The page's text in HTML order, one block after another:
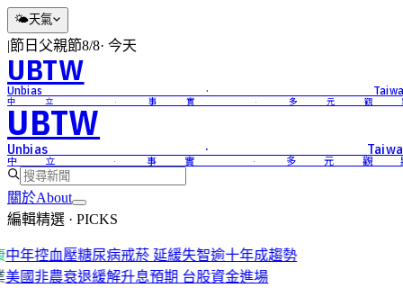
🌤天氣
|節日 父親節8/8· 今天
UBTW
Unbias ·
中立 · 事實 · 多元觀
UBTW
Unbias ·
中立 · 事實 · 多元觀
關於About
編輯精選 · PICKS
中年控血壓糖尿病戒菸 延緩失智逾十年成趨勢
美國非農衰退緩解升息預期 台股資金進場